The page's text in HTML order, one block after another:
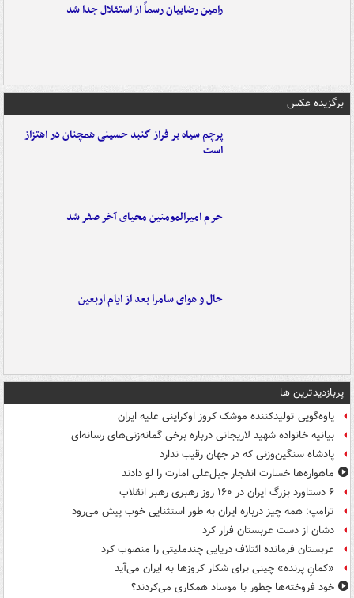
رامین رضاییان رسماً از استقلال جدا شد
برگزیده عکس
پرچم سیاه بر فراز گنبد حسینی همچنان در اهتزاز
است
حرم امیرالمومنین محیای آخر صفر شد
حال و هوای سامرا بعد از ایام اربعین
پربازدیدترین ها
یاوه‌گویی تولیدکننده موشک کروز اوکراینی علیه ایران
بیانیه خانواده شهید لاریجانی درباره برخی گمانه‌زنی‌های رسانه‌ای
پادشاه سنگین‌وزنی که در جهان رقیب ندارد
ماهواره‌ها خسارت انفجار جبل‌علی امارت را لو دادند
۶ دستاورد بزرگ ایران در ۱۶۰ روز رهبری رهبر انقلاب
ترامپ: همه چیز درباره ایران به طور استثنایی خوب پیش می‌رود
دشان از دست عربستان فرار کرد
عربستان فرمانده ائتلاف دریایی چندملیتی را منصوب کرد
«کمانِ پرنده» چینی برای شکار کروزها به ایران می‌آید
خود فروخته‌ها چطور با موساد همکاری می‌کردند؟